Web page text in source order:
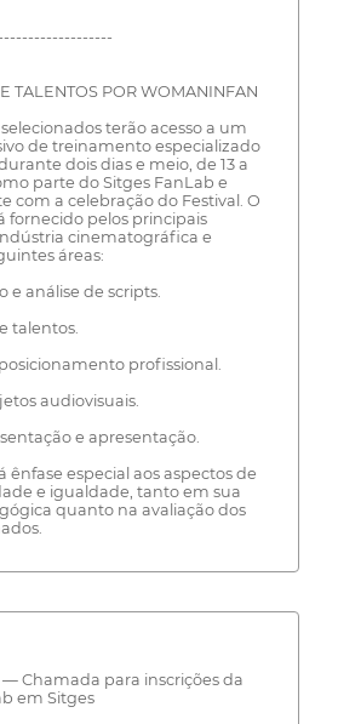
TALENTOS POR WOMANINFAN
terão acesso a um
de treinamento especializado
dois dias e meio, de 13 a
parte do Sitges FanLab e
com a celebração do Festival. O
fornecido pelos principais
cinematográfica e
áreas:
e análise de scripts.
talentos.
profissional.
audiovisuais.
e apresentação.
ênfase especial aos aspectos de
e igualdade, tanto em sua
quanto na avaliação dos
Chamada para inscrições da
em Sitges